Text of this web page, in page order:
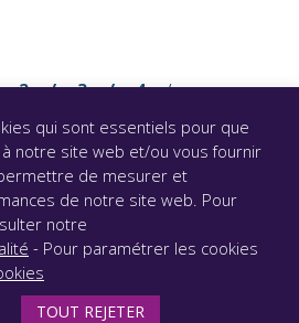
2 3 4
droits réservés |
: partiellement conforme
qui sont essentiels pour que
notre site web et/ou vous fournir
de mesurer et
de notre site web. Pour
notre
- Pour paramétrer les cookies
TOUT REJETER